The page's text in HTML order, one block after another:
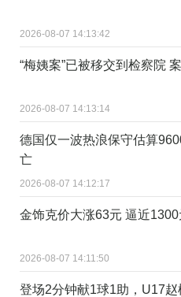
2026-08-07 14:13:42
“梅姨案”已被移交到检察院
2026-08-07 14:13:14
德国仅一波热浪保守估算
亡
2026-08-07 14:12:17
金饰克价大涨63元 逼近
2026-08-07 14:11:50
登场2分钟献1球1助，U17